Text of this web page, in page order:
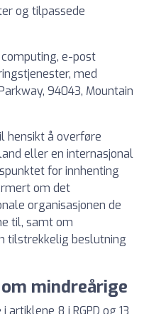
og tilpassede
computing, e-post
med
94043, Mountain
hensikt å overføre
eller en internasjonal
for innhenting
om det
organisasjonen de
til, samt om
tilstrekkelig beslutning
mindreårige
8 i RGPD og 13